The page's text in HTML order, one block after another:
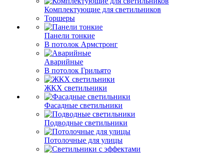
Комплектующие для светильников
Торшеры
Панели тонкие
В потолок Армстронг
Аварийные
В потолок Грильято
ЖКХ светильники
Фасадные светильники
Подводные светильники
Потолочные для улицы